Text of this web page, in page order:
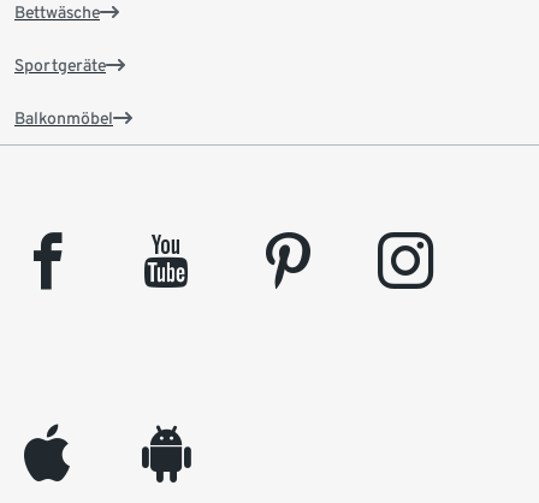
Bettwäsche
Sportgeräte
Balkonmöbel
facebook youtube pinterest instagram
appleinc android